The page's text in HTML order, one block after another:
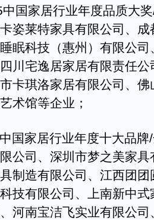
中国家居行业年度品质大
姿莱特家具有限公司、
眠科技（惠州）有限公
川宅逸居家居有限责任
卡琪洛家居有限公司、
术馆等企业；
中国家居行业年度十大品
公司、深圳市梦之美家
制造有限公司、江西团
技有限公司、上南新中
河南宝洁飞实业有限公